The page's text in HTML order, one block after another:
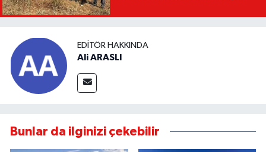
EDITÖR HAKKINDA
Ali ARASLI
Bunlar da ilginizi çekebilir